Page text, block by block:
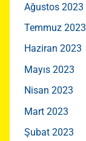
Ağustos 2023
Temmuz 2023
Haziran 2023
Mayıs 2023
Nisan 2023
Mart 2023
Şubat 2023